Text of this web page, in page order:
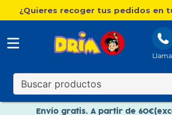
¿Quieres recoger tus pedidos en
Envío gratis. A partir de